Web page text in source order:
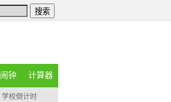
闹钟 计算器
学校倒计时